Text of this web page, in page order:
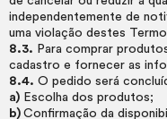
independentemente de
uma violação destes
8.3. Para comprar
cadastro e fornecer as
8.4. O pedido será
a) Escolha dos produtos;
b) Confirmação da